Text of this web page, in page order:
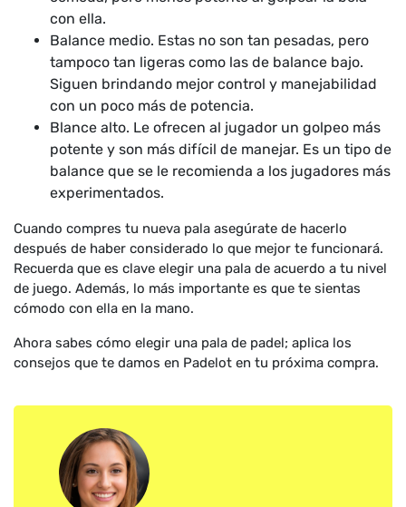
con ella.
Balance medio. Estas no son tan pesadas, pero
tampoco tan ligeras como las de balance bajo.
Siguen brindando mejor control y manejabilidad
con un poco más de potencia.
Blance alto. Le ofrecen al jugador un golpeo más
potente y son más difícil de manejar. Es un tipo de
balance que se le recomienda a los jugadores más
experimentados.
Cuando compres tu nueva pala asegúrate de hacerlo
después de haber considerado lo que mejor te funcionará.
Recuerda que es clave elegir una pala de acuerdo a tu nivel
de juego. Además, lo más importante es que te sientas
cómodo con ella en la mano.
Ahora sabes cómo elegir una pala de padel; aplica los
consejos que te damos en Padelot en tu próxima compra.